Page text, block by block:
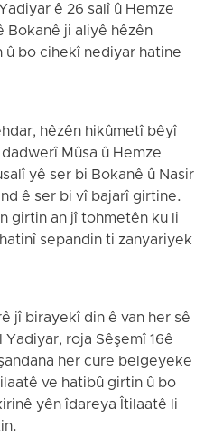
ê 26 salî û Hemze
Bokanê ji aliyê hêzên
bo cihekî nediyar hatine
hêzên hikûmetî bêyî
Mûsa û Hemze
yê ser bi Bokanê û Nasir
ê ser bi vî bajarî girtine.
girtin an jî tohmetên ku li
sepandin ti zanyariyek
jî birayekî din ê van her sê
roja Sêşemî 16ê
her cure belgeyeke
ve hatibû girtin û bo
yên îdareya Îtilaatê li